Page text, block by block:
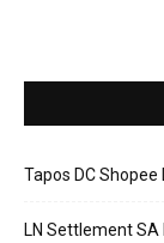
Tapos DC
LN Settlement SA